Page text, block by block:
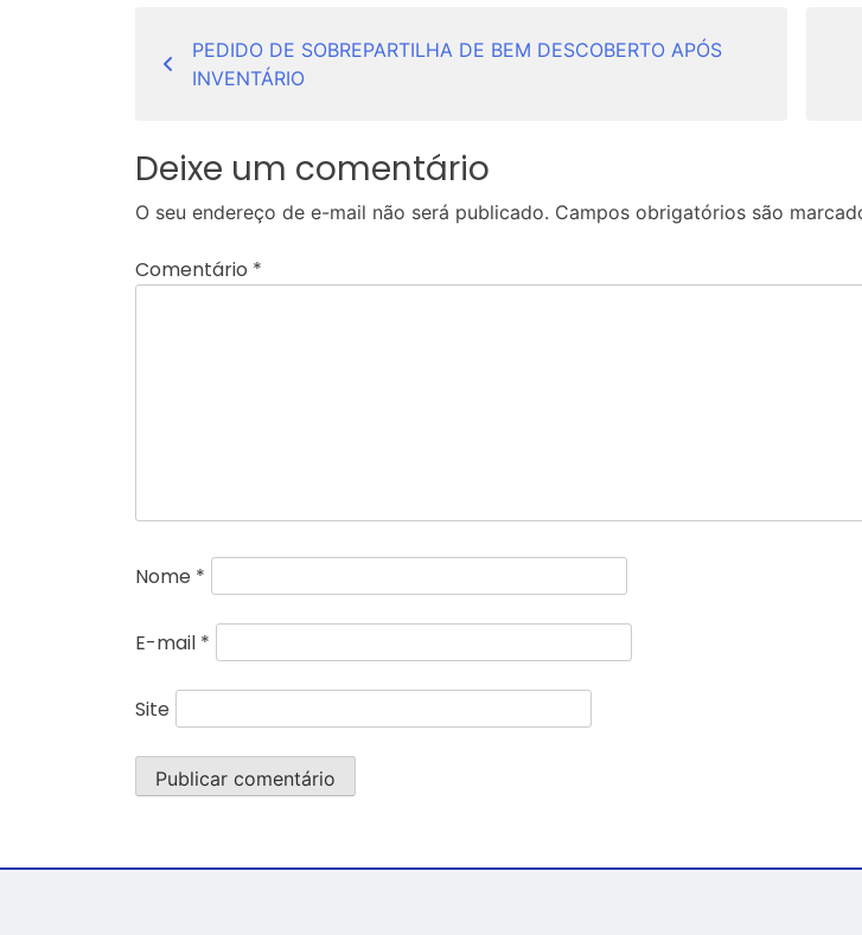
Navegação
de
PEDIDO DE SOBREPARTILHA DE BEM DESCOBERTO APÓS
INVENTÁRIO
Deixe um comentário
O seu endereço de e-mail não será publicado. Campos obrigatórios são
Comentário *
Nome *
E-mail *
Site